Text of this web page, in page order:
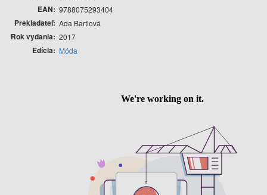
EAN 9788075293404
Prekladateľ Ada Bartlová
Rok vydania 2017
Edícia Móda